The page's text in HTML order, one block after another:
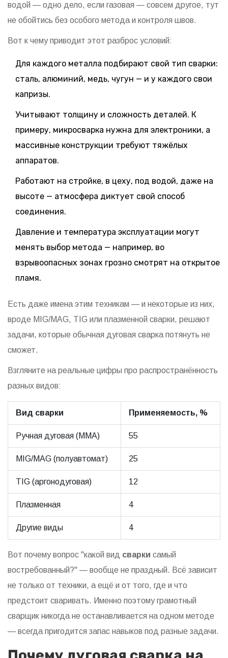
водой — одно дело, если газовая — совсем другое, тут
не обойтись без особого метода и контроля швов.
Вот к чему приводит этот разброс условий:
Для каждого металла подбирают свой тип сварки:
сталь, алюминий, медь, чугун — и у каждого свои
капризы.
Учитывают толщину и сложность деталей. К
примеру, микросварка нужна для электроники, а
массивные конструкции требуют тяжёлых
аппаратов.
Работают на стройке, в цеху, под водой, даже на
высоте — атмосфера диктует свой способ
соединения.
Давление и температура эксплуатации могут
менять выбор метода — например, во
взрывоопасных зонах грозно смотрят на открытое
пламя.
Есть даже имена этим техникам — и некоторые из них,
вроде MIG/MAG, TIG или плазменной сварки, решают
задачи, которые обычная дуговая сварка потянуть не
сможет.
Взгляните на реальные цифры про распространённость
разных видов:
Вид сварки Применяемость, %
Ручная дуговая (MMA) 55
MIG/MAG (полуавтомат) 25
TIG (аргонодуговая) 12
Плазменная 4
Другие виды 4
Вот почему вопрос "какой вид сварки самый
востребованный?" — вообще не праздный. Всё зависит
не только от техники, а ещё и от того, где и что
предстоит сваривать. Именно поэтому грамотный
сварщик никогда не останавливается на одном методе
— всегда пригодится запас навыков под разные задачи.